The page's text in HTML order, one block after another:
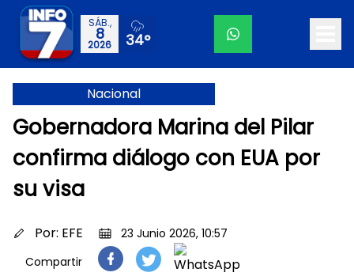
SÁB.,
8
2026 34°
Nacional
Gobernadora Marina del Pilar
confirma diálogo con EUA por
su visa
Por: EFE
23 Junio 2026, 10:57
Compartir